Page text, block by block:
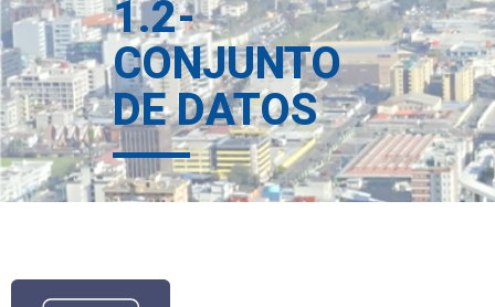
1.2-
CONJUNTO
DE DATOS